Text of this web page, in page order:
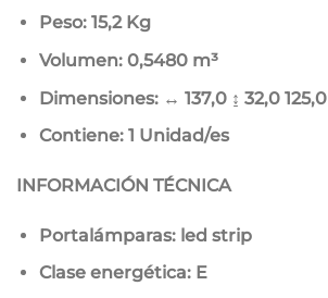
Peso: 15,2 Kg
Volumen: 0,5480 m³
Dimensiones: ↔ 137,0 ↨ 32,0
Contiene: 1 Unidad/es
INFORMACIÓN TÉCNICA
Portalámparas: led strip
Clase energética: E